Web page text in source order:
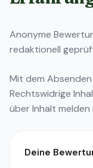
Anonyme
redaktionell
Mit dem
Rechtswidrige
überInhalt melden
Deine